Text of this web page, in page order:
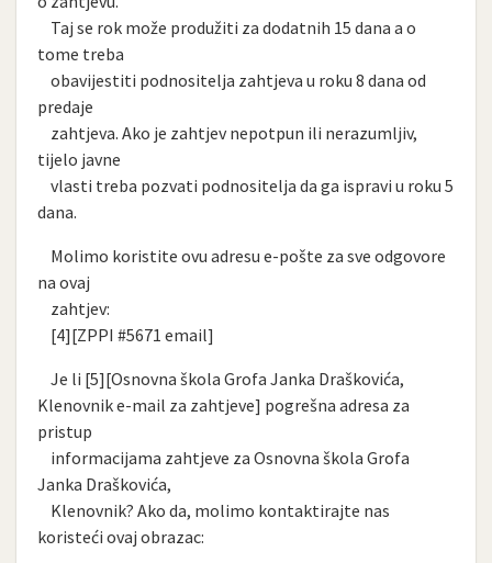
Taj se rok može produžiti za dodatnih 15 dana a o
tome treba
obavijestiti podnositelja zahtjeva u roku 8 dana od
predaje
zahtjeva. Ako je zahtjev nepotpun ili nerazumljiv,
tijelo javne
vlasti treba pozvati podnositelja da ga ispravi u roku 5
dana.
Molimo koristite ovu adresu e-pošte za sve odgovore
na ovaj
zahtjev:
[4][ZPPI #5671 email]
Je li [5][Osnovna škola Grofa Janka Draškovića,
Klenovnik e-mail za zahtjeve] pogrešna adresa za
pristup
informacijama zahtjeve za Osnovna škola Grofa
Janka Draškovića,
Klenovnik? Ako da, molimo kontaktirajte nas
koristeći ovaj obrazac: